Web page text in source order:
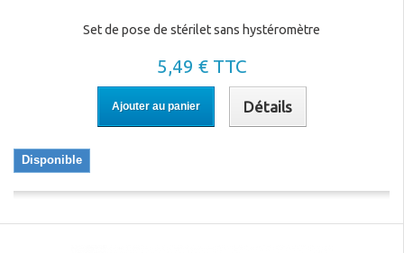
Set de pose de stérilet sans hystéromètre
5,49 € TTC
Ajouter au panier Détails
Disponible